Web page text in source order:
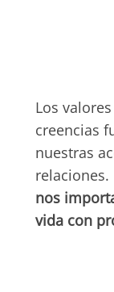
Los
creencias
nuestras
relaciones.
nos
vida con